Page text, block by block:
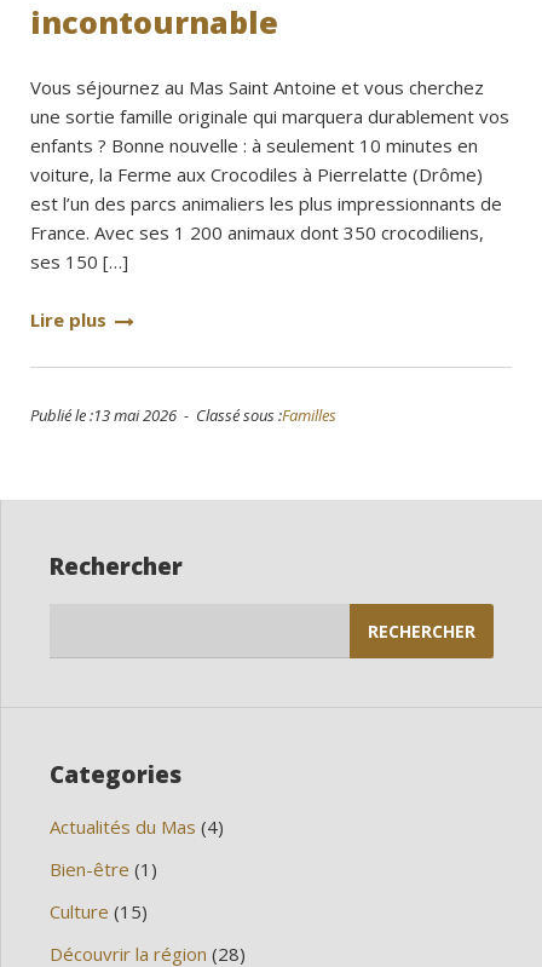
incontournable
Vous séjournez au Mas Saint Antoine et vous cherchez
une sortie famille originale qui marquera durablement vos
enfants ? Bonne nouvelle : à seulement 10 minutes en
voiture, la Ferme aux Crocodiles à Pierrelatte (Drôme)
est l’un des parcs animaliers les plus impressionnants de
France. Avec ses 1 200 animaux dont 350 crocodiliens,
ses 150 […]
Lire plus
Publié le :13 mai 2026 - Classé sous :Familles
Rechercher
Categories
Actualités du Mas (4)
Bien-être (1)
Culture (15)
Découvrir la région (28)